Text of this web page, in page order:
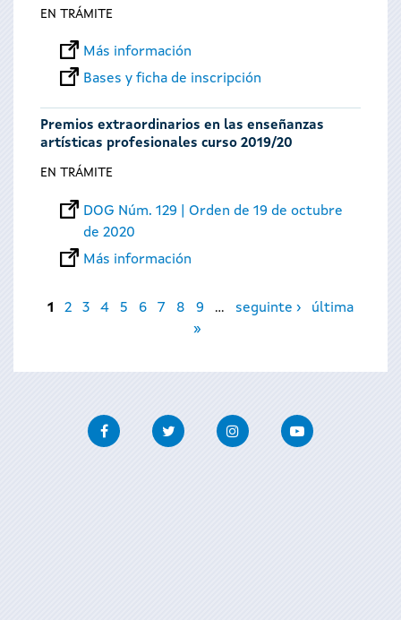
EN TRÁMITE
Más información
Bases y ficha de inscripción
Premios extraordinarios en las enseñanzas
artísticas profesionales curso 2019/20
EN TRÁMITE
DOG Núm. 129 | Orden de 19 de octubre
de 2020
Más información
Páginas
1 2 3 4 5 6 7 8 9 … seguinte ›
última
»
FacebookTwitter InstagramYoutube